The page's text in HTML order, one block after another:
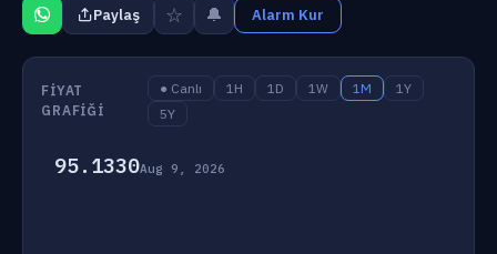
Paylaş ☆ 🔔 Alarm Kur
FIYAT
GRAFIĞI
● Canlı 1H 1D 1W 1M
1Y
5Y
95.1330Aug 9, 2026